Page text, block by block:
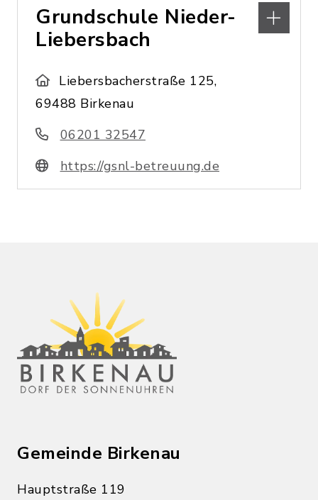
Grundschule Nieder-
Liebersbach
Liebersbacherstraße 125,
69488 Birkenau
06201 32547
https://gsnl-betreuung.de
Gemeinde Birkenau
Hauptstraße 119